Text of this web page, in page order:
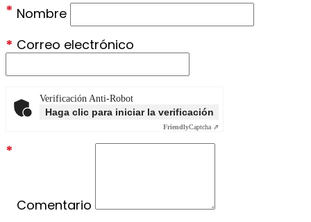
Nombre
*
Correo electrónico
*
Verificación Anti-Robot
Haga clic para iniciar la verificación
FriendlyCaptcha ⇗
Comentario
*